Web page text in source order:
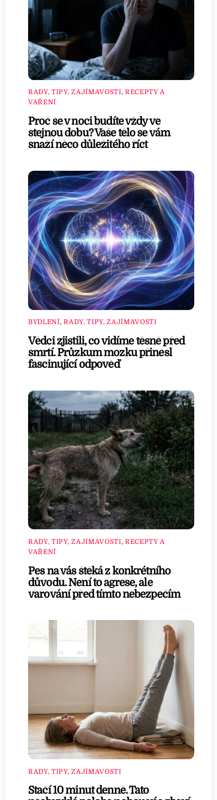
RADY, TIPY, ZAJÍMAVOSTI, RECEPTY A
VAŘENÍ
Proč se v noci budíte vždy ve
stejnou dobu? Vaše tělo se vám
snaží něco důležitého říct
BYDLENÍ,RADY, TIPY, ZAJÍMAVOSTI
Vědci zjistili, co vidíme těsně před
smrtí. Průzkum mozku přinesl
fascinující odpověď
RADY, TIPY, ZAJÍMAVOSTI, RECEPTY A
VAŘENÍ
Pes na vás štěká z konkrétního
důvodu. Není to agrese, ale
varování před tímto nebezpečím
RADY, TIPY, ZAJÍMAVOSTI
Stačí 10 minut denně. Tato